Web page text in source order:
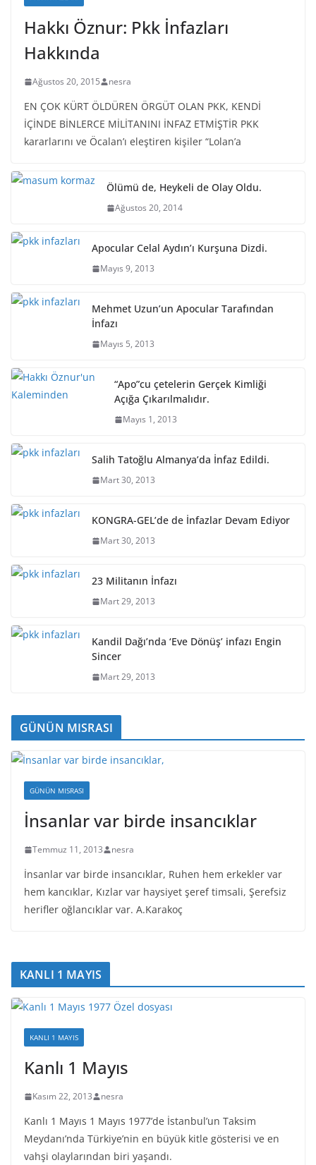
Hakkı Öznur: Pkk İnfazları
Hakkında
Ağustos 20, 2015 nesra
EN ÇOK KÜRT ÖLDÜREN ÖRGÜT OLAN PKK, KENDİ
İÇİNDE BİNLERCE MİLİTANINI İNFAZ ETMİŞTİR PKK
kararlarını ve Öcalan’ı eleştiren kişiler “Lolan’a
Ölümü de, Heykeli de Olay Oldu.
Ağustos 20, 2014
Apocular Celal Aydın’ı Kurşuna Dizdi.
Mayıs 9, 2013
Mehmet Uzun’un Apocular Tarafından
İnfazı
Mayıs 5, 2013
“Apo”cu çetelerin Gerçek Kimliği
Açığa Çıkarılmalıdır.
Mayıs 1, 2013
Salih Tatoğlu Almanya’da İnfaz Edildi.
Mart 30, 2013
KONGRA-GEL’de de İnfazlar Devam Ediyor
Mart 30, 2013
23 Militanın İnfazı
Mart 29, 2013
Kandil Dağı’nda ‘Eve Dönüş’ infazı Engin
Sincer
Mart 29, 2013
GÜNÜN MISRASI
GÜNÜN MISRASI
İnsanlar var birde insancıklar
Temmuz 11, 2013 nesra
İnsanlar var birde insancıklar, Ruhen hem erkekler var
hem kancıklar, Kızlar var haysiyet şeref timsali, Şerefsiz
herifler oğlancıklar var. A.Karakoç
KANLI 1 MAYIS
KANLI 1 MAYIS
Kanlı 1 Mayıs
Kasım 22, 2013 nesra
Kanlı 1 Mayıs 1 Mayıs 1977’de İstanbul’un Taksim
Meydanı’nda Türkiye’nin en büyük kitle gösterisi ve en
vahşi olaylarından biri yaşandı.